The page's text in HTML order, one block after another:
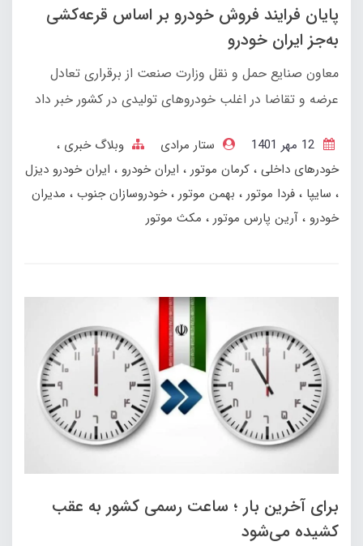
پایان فرایند فروش خودرو بر اساس قرعه‌کشی
به‌جز ایران خودرو
معاون صنایع حمل و نقل وزارت صنعت از برقراری تعادل
عرضه و تقاضا در اغلب خودروهای تولیدی در کشور خبر داد
ستار مرادی
وبلاگ خبری
خودرهای داخلی کرمان موتور ایران خودرو
ایران خودرو دیزل
سایپا
فردا موتور بهمن‌ موتور خودروسازان جنوب
مدیران
خودرو
آرین پارس موتور مکث موتور
برای آخرین بار ؛ ساعت رسمی کشور به عقب
کشیده می‌شود